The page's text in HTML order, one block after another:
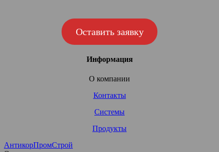
Оставить заявку
Информация
О компании
Контакты
Системы
Продукты
АнтикорПромСтрой